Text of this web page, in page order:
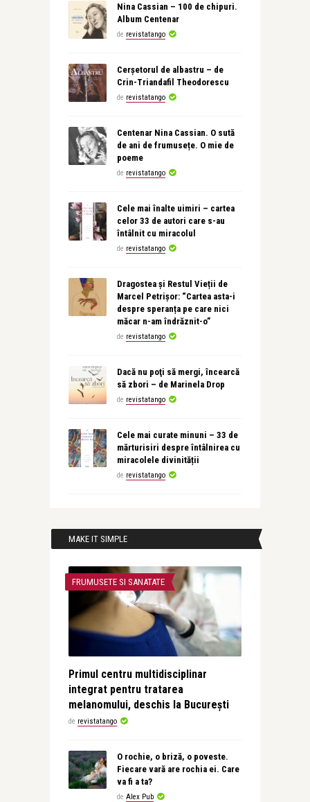
Nina Cassian – 100 de chipuri.
Album Centenar
de revistatango
Cerșetorul de albastru – de
Crin-Triandafil Theodorescu
de revistatango
Centenar Nina Cassian. O sută
de ani de frumusețe. O mie de
poeme
de revistatango
Cele mai înalte uimiri – cartea
celor 33 de autori care s-au
întâlnit cu miracolul
de revistatango
Dragostea și Restul Vieții de
Marcel Petrișor: “Cartea asta-i
despre speranța pe care nici
măcar n-am îndrăznit-o”
de revistatango
Dacă nu poţi să mergi, încearcă
să zbori – de Marinela Drop
de revistatango
Cele mai curate minuni – 33 de
mărturisiri despre întâlnirea cu
miracolele divinității
de revistatango
MAKE IT SIMPLE
FRUMUSETE SI SANATATE
Primul centru multidisciplinar
integrat pentru tratarea
melanomului, deschis la București
de revistatango
O rochie, o briză, o poveste.
Fiecare vară are rochia ei. Care
va fi a ta?
de Alex Pub